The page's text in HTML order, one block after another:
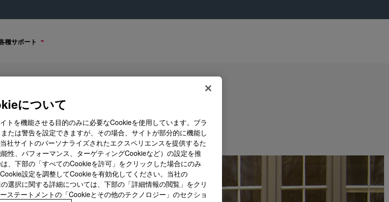
種サポート
購入オプション
について
トを機能させる目的のみに必要なCookieを使用しています。ブラ
たは警告を設定できますが、その場合、サイトが部分的に機能し
社サイトのパーソナライズされたエクスペリエンスを提供するた
性、パフォーマンス、ターゲティングCookieなど）の設定を推
、下部の「すべてのCookieを許可」をクリックした場合にのみ
設定を調整してCookieを有効化してください。当社の
選択に関する詳細については、下部の「詳細情報の閲覧」をクリ
ステートメントの「Cookieとその他のテクノロジー」のセクショ